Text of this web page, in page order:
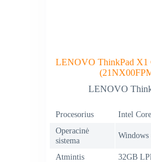
LENOVO ThinkPad X1
LENOVO
Procesorius
Intel
Operacinė
sistema
Windows
Atmintis
32GB